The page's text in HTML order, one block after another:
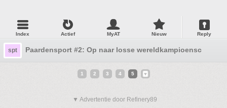
Index Actief MyAT Nieuw Reply
spt Paardensport #2: Op naar losse
1 2 3 4 5
▼ Advertentie door Refinery89